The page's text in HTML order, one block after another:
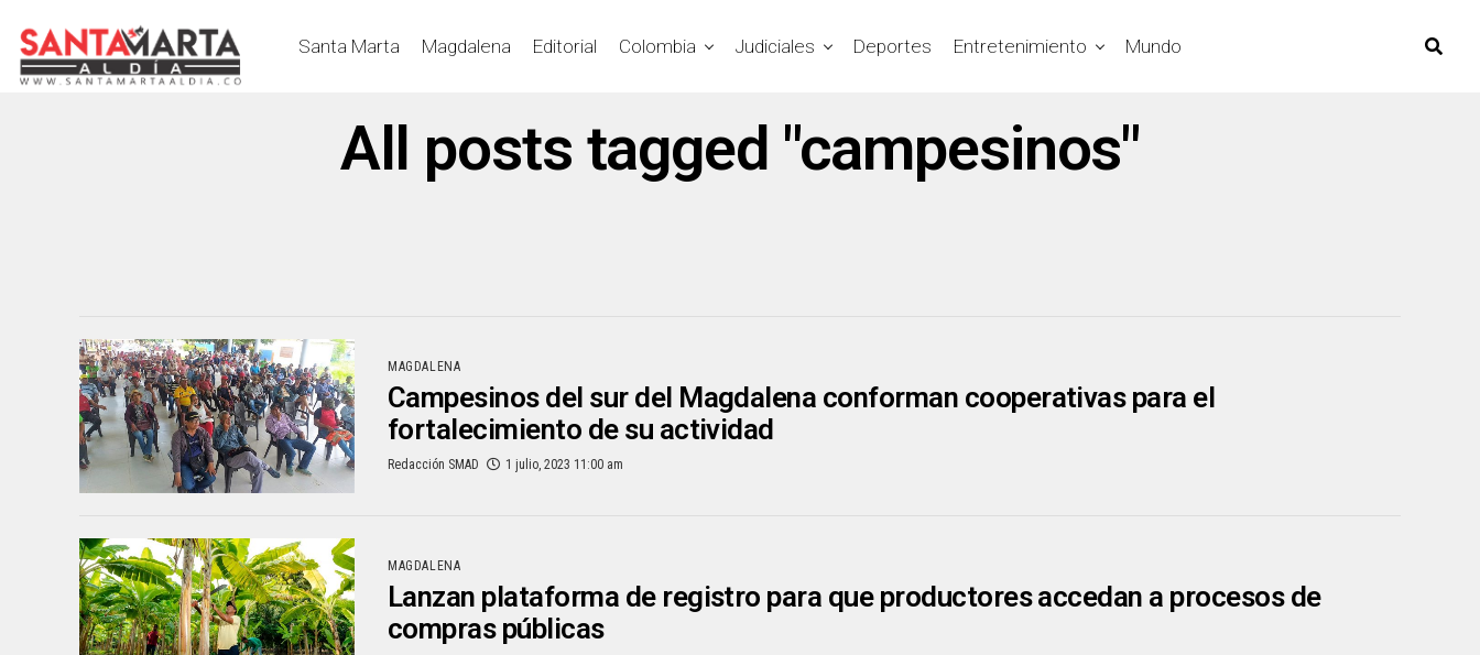
Santa Marta Magdalena Editorial Colombia Judiciales Deportes Entretenimiento Mundo
All posts tagged "campesinos"
MAGDALENA
Campesinos del sur del Magdalena conforman cooperativas para el
fortalecimiento de su actividad
Redacción SMAD 1 julio, 2023 11:00 am
MAGDALENA
Lanzan plataforma de registro para que productores accedan a procesos de
compras públicas